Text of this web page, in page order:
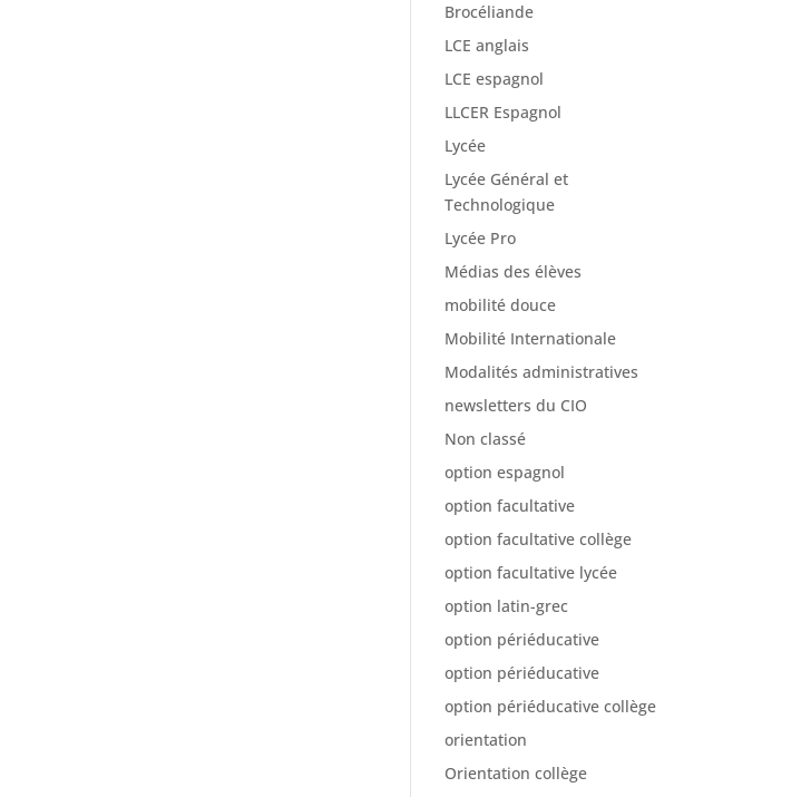
Brocéliande
LCE anglais
LCE espagnol
LLCER Espagnol
Lycée
Lycée Général et
Technologique
Lycée Pro
Médias des élèves
mobilité douce
Mobilité Internationale
Modalités administratives
newsletters du CIO
Non classé
option espagnol
option facultative
option facultative collège
option facultative lycée
option latin-grec
option périéducative
option périéducative
option périéducative collège
orientation
Orientation collège